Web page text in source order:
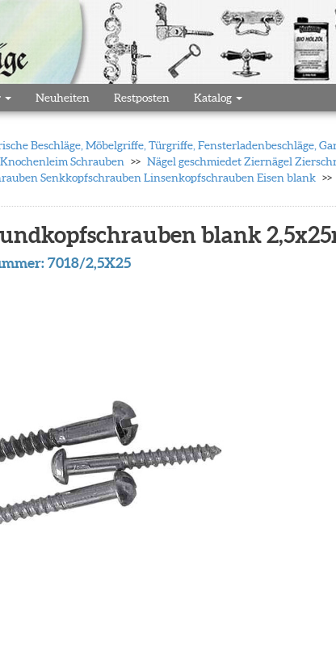
Neuheiten Restposten Katalog
Beschläge, Möbelgriffe, Türgriffe, Fensterladenbeschläge,
Schrauben
Nägel geschmiedet Ziernägel
Senkkopfschrauben Linsenkopfschrauben Eisen blank
blank
7018/2,5X25